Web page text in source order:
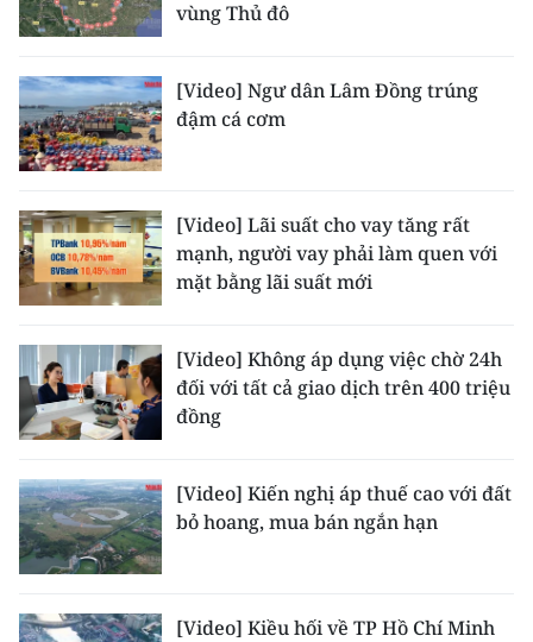
ENGLISH
中文
FRANÇAIS
ESPAÑOL
한국어
vùng Thủ đô
[Video] Ngư dân Lâm Đồng trúng
đậm cá cơm
[Video] Lãi suất cho vay tăng rất
mạnh, người vay phải làm quen với
mặt bằng lãi suất mới
[Video] Không áp dụng việc chờ 24h
đối với tất cả giao dịch trên 400 triệu
đồng
[Video] Kiến nghị áp thuế cao với đất
bỏ hoang, mua bán ngắn hạn
[Video] Kiều hối về TP Hồ Chí Minh